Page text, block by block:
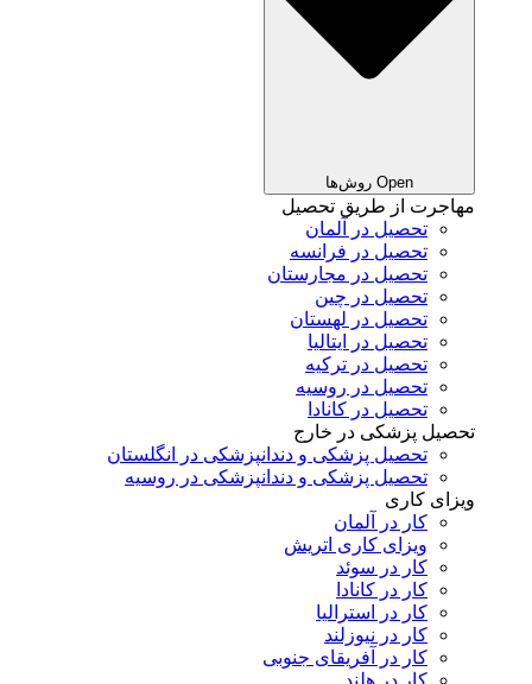
Open روش‌ها
مهاجرت از طریق تحصیل
تحصیل در آلمان
تحصیل در فرانسه
تحصیل در مجارستان
تحصیل در چین
تحصیل در لهستان
تحصیل در ایتالیا
تحصیل در ترکیه
تحصیل در روسیه
تحصیل در کانادا
تحصیل پزشکی در خارج
تحصیل پزشکی و دندانپزشکی در انگلستان
تحصیل پزشکی و دندانپزشکی در روسیه
ویزای کاری
کار در آلمان
ویزای کاری اتریش
کار در سوئد
کار در کانادا
کار در استرالیا
کار در نیوزلند
کار در آفریقای جنوبی
کار در هلند